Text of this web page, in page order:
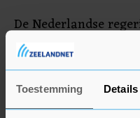
Toestemming Details
De Nederlandse
opgeroepen
"met vergaande
om alles op alles te
om mensenlevens te